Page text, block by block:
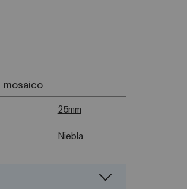
mosaico
25mm
Niebla